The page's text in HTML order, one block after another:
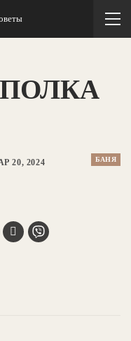
БАНЯ
20, 2024